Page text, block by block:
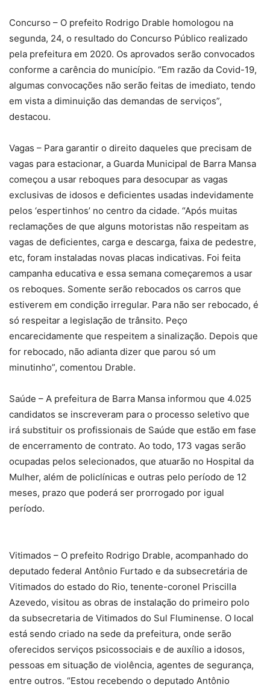
Concurso – O prefeito Rodrigo Drable homologou na
segunda, 24, o resultado do Concurso Público realizado
pela prefeitura em 2020. Os aprovados serão convocados
conforme a carência do município. “Em razão da Covid-19,
algumas convocações não serão feitas de imediato, tendo
em vista a diminuição das demandas de serviços”,
destacou.
Vagas – Para garantir o direito daqueles que precisam de
vagas para estacionar, a Guarda Municipal de Barra Mansa
começou a usar reboques para desocupar as vagas
exclusivas de idosos e deficientes usadas indevidamente
pelos ‘espertinhos’ no centro da cidade. “Após muitas
reclamações de que alguns motoristas não respeitam as
vagas de deficientes, carga e descarga, faixa de pedestre,
etc, foram instaladas novas placas indicativas. Foi feita
campanha educativa e essa semana começaremos a usar
os reboques. Somente serão rebocados os carros que
estiverem em condição irregular. Para não ser rebocado, é
só respeitar a legislação de trânsito. Peço
encarecidamente que respeitem a sinalização. Depois que
for rebocado, não adianta dizer que parou só um
minutinho”, comentou Drable.
Saúde – A prefeitura de Barra Mansa informou que 4.025
candidatos se inscreveram para o processo seletivo que
irá substituir os profissionais de Saúde que estão em fase
de encerramento de contrato. Ao todo, 173 vagas serão
ocupadas pelos selecionados, que atuarão no Hospital da
Mulher, além de policlínicas e outras pelo período de 12
meses, prazo que poderá ser prorrogado por igual
período.
Vitimados – O prefeito Rodrigo Drable, acompanhado do
deputado federal Antônio Furtado e da subsecretária de
Vitimados do estado do Rio, tenente-coronel Priscilla
Azevedo, visitou as obras de instalação do primeiro polo
da subsecretaria de Vitimados do Sul Fluminense. O local
está sendo criado na sede da prefeitura, onde serão
oferecidos serviços psicossociais e de auxílio a idosos,
pessoas em situação de violência, agentes de segurança,
entre outros. “Estou recebendo o deputado Antônio